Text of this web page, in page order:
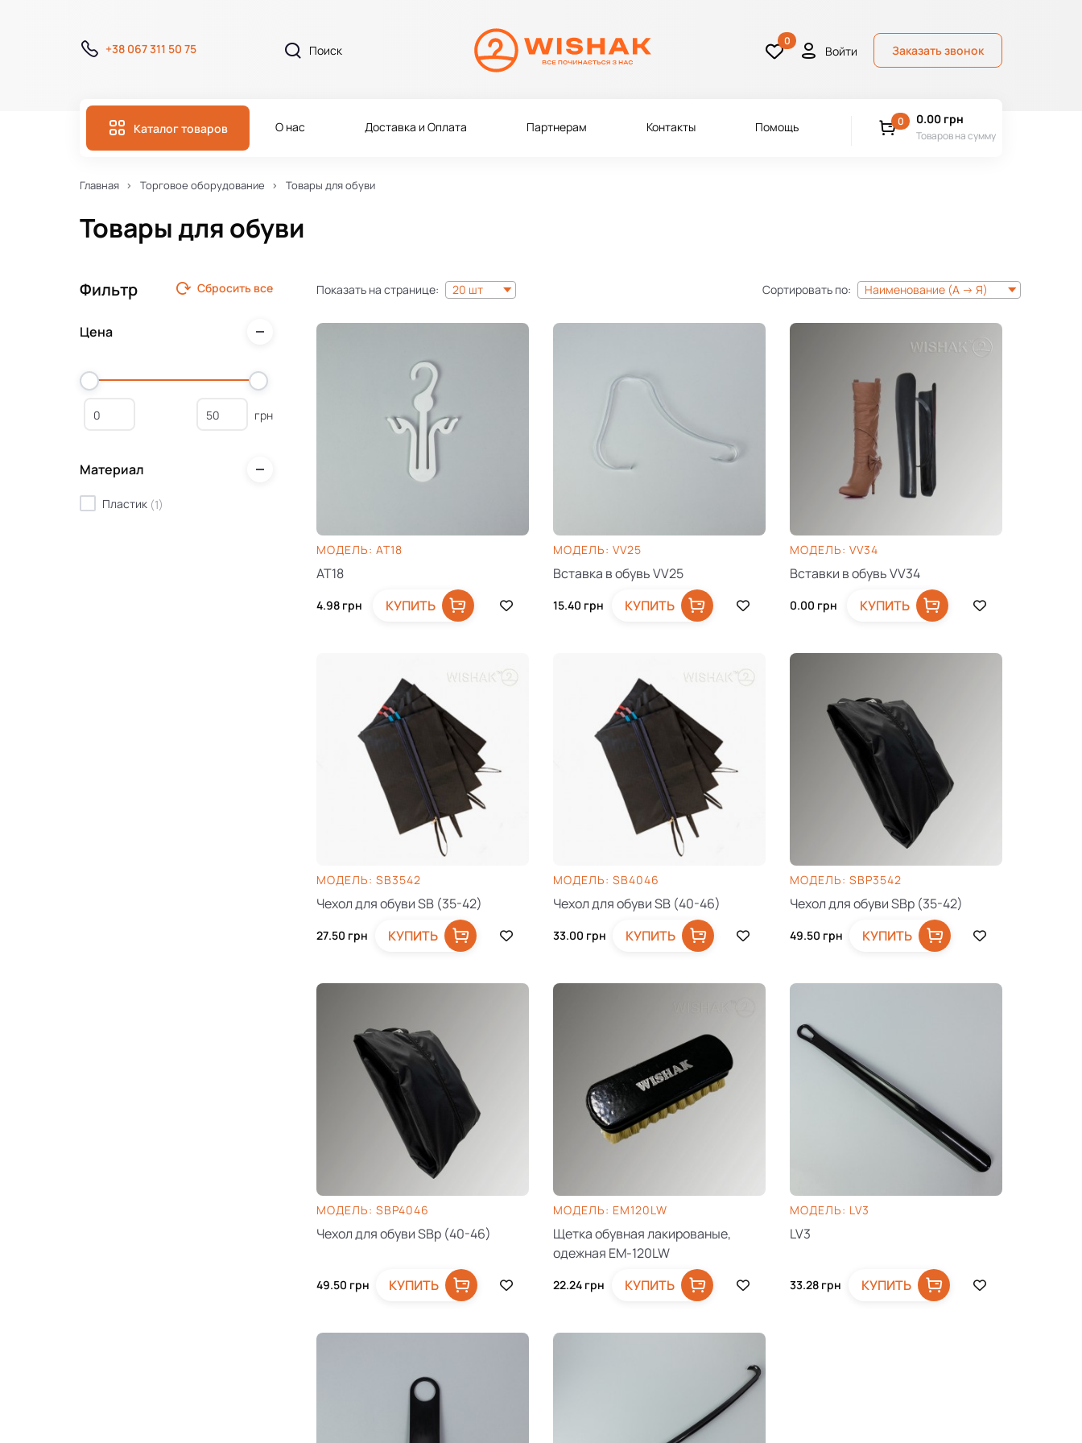
+38 067 311 50 75
0
Войти Заказать звонок
Каталог товаров О нас Доставка и Оплата Партнерам Контакты Помощь 0 0.00 грн
Товаров на сумму
Главная Торговое оборудование Товары для обуви
Товары для обуви
Фильтр Сбросить все
Цена
грн
Материал
Пластик (1)
Показать на странице: 20 шт Сортировать по: Наименование (А -> Я)
МОДЕЛЬ: AT18
AT18
4.98 грн КУПИТЬ
МОДЕЛЬ: VV25
Вставка в обувь VV25
15.40 грн КУПИТЬ
МОДЕЛЬ: VV34
Вставки в обувь VV34
0.00 грн КУПИТЬ
МОДЕЛЬ: SB3542
Чехол для обуви SB (35-42)
27.50 грн КУПИТЬ
МОДЕЛЬ: SB4046
Чехол для обуви SB (40-46)
33.00 грн КУПИТЬ
МОДЕЛЬ: SBP3542
Чехол для обуви SBp (35-42)
49.50 грн КУПИТЬ
МОДЕЛЬ: SBP4046
Чехол для обуви SBp (40-46)
49.50 грн КУПИТЬ
МОДЕЛЬ: EM120LW
Щетка обувная лакированые,
одежная EM-120LW
22.24 грн КУПИТЬ
МОДЕЛЬ: LV3
LV3
33.28 грн КУПИТЬ